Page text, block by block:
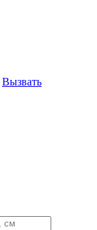
Вызвать